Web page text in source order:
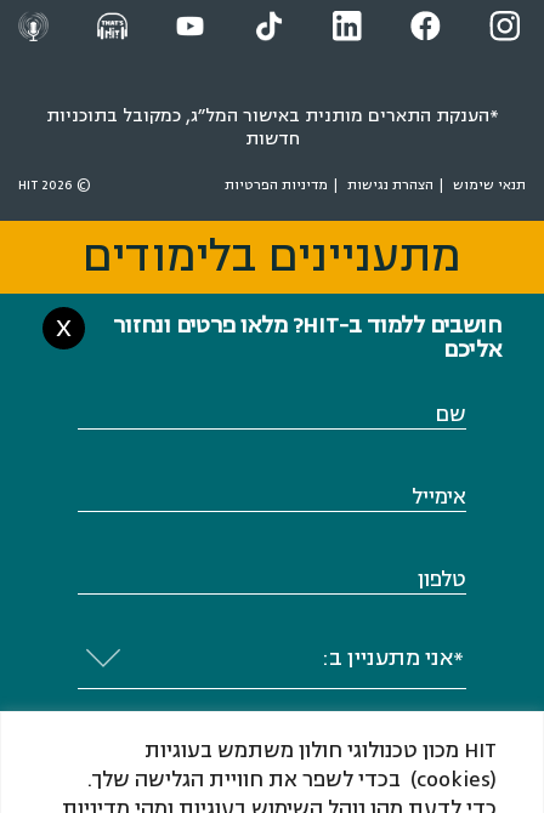
HIT מכון טכנולוגי חולון משתמש בעוגיות
(cookies) בכדי לשפר את חוויית הגלישה שלך.
*הענקת התארים מותנית באישור המל״ג, כמקובל בתוכניות
חדשות
תנאי שימוש הצהרת נגישות מדיניות הפרטיות © 2026 HIT
מתעניינים בלימודים
חושבים ללמוד ב-HIT? מלאו פרטים ונחזור
אליכם
X
שם
אימייל
טלפון
*אני מתעניין ב:
מתעניינים בלימודים